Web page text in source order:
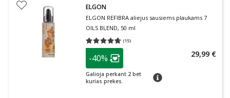
ELGON
ELGON REFIBRA aliejus sausiems plaukams 7
OILS BLEND, 50 ml
(15)
Vidutinis įvertinimas 4.67
patarimas
Lojalumo klubo narių nuolaida
-40%
Galioja perkant 2 bet
kurias prekes.
patarimas
29,99 €